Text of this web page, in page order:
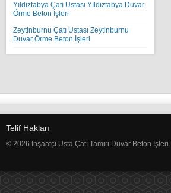
Yıldıztabya Çatı Ustası Yıldıztabya Duvar
Örme Beton İşleri
Zeytinburnu Çatı Ustası Zeytinburnu
Duvar Örme Beton İşleri
Telif Hakları
© 2026 İnşaatçı Usta Çatı Tamiri Duvar Beton İşleri.